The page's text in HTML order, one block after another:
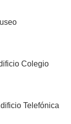
Colegio
Telefónica